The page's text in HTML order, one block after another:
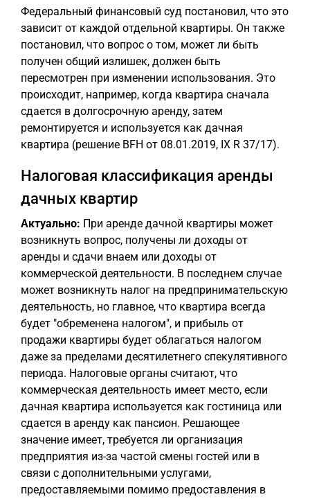
Федеральный финансовый суд постановил, что это
зависит от каждой отдельной квартиры. Он также
постановил, что вопрос о том, может ли быть
получен общий излишек, должен быть
пересмотрен при изменении использования. Это
происходит, например, когда квартира сначала
сдается в долгосрочную аренду, затем
ремонтируется и используется как дачная
квартира (решение BFH от 08.01.2019, IX R 37/17).
Налоговая классификация аренды
дачных квартир
Актуально: При аренде дачной квартиры может
возникнуть вопрос, получены ли доходы от
аренды и сдачи внаем или доходы от
коммерческой деятельности. В последнем случае
может возникнуть налог на предпринимательскую
деятельность, но главное, что квартира всегда
будет "обременена налогом", и прибыль от
продажи квартиры будет облагаться налогом
даже за пределами десятилетнего спекулятивного
периода. Налоговые органы считают, что
коммерческая деятельность имеет место, если
дачная квартира используется как гостиница или
сдается в аренду как пансион. Решающее
значение имеет, требуется ли организация
предприятия из-за частой смены гостей или в
связи с дополнительными услугами,
предоставляемыми помимо предоставления в